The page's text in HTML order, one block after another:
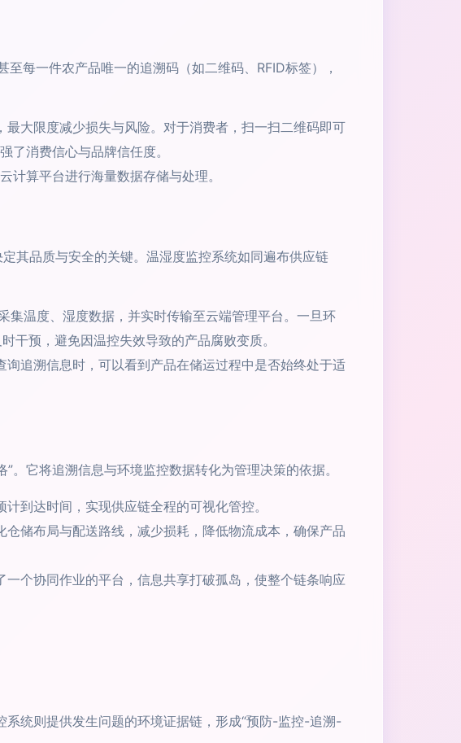
每一件农产品唯一的追溯码（如二维码、RFID标签），
大限度减少损失与风险。对于消费者，扫一扫二维码即可
了消费信心与品牌信任度。
算平台进行海量数据存储与处理。
其品质与安全的关键。温湿度监控系统如同遍布供应链
温度、湿度数据，并实时传输至云端管理平台。一旦环
干预，避免因温控失效导致的产品腐败变质。
追溯信息时，可以看到产品在储运过程中是否始终处于适
它将追溯信息与环境监控数据转化为管理决策的依据。
到达时间，实现供应链全程的可视化管控。
储布局与配送路线，减少损耗，降低物流成本，确保产品
个协同作业的平台，信息共享打破孤岛，使整个链条响应
统则提供发生问题的环境证据链，形成“预防-监控-追溯-